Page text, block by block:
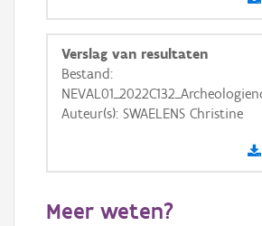
GRB-Basiskaart
GRB-Basiskaart in
Verslag van resultaten
Bestand:
Auteur(s): SWAELENS Christine
Meer weten?